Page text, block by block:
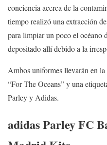
conciencia acerca de la
tiempo realizó una extracción
para limpiar un poco el océano
depositado allí debido a la
Ambos uniformes llevarán en
“For The Oceans” y una
Parley y Adidas.
adidas Parley FC